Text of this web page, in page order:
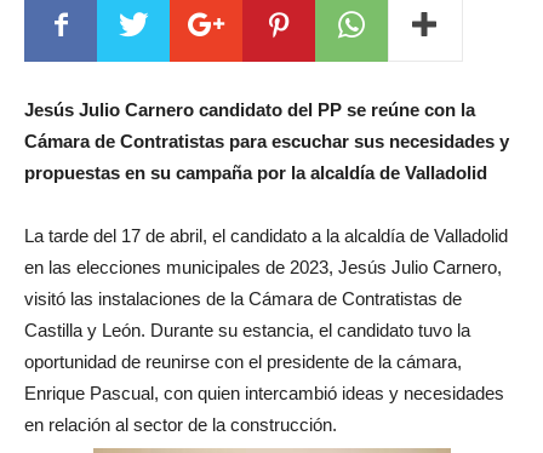
Jesús Julio Carnero candidato del PP se reúne con la
Cámara de Contratistas para escuchar sus necesidades y
propuestas en su campaña por la alcaldía de Valladolid
La tarde del 17 de abril, el candidato a la alcaldía de Valladolid
en las elecciones municipales de 2023, Jesús Julio Carnero,
visitó las instalaciones de la Cámara de Contratistas de
Castilla y León. Durante su estancia, el candidato tuvo la
oportunidad de reunirse con el presidente de la cámara,
Enrique Pascual, con quien intercambió ideas y necesidades
en relación al sector de la construcción.